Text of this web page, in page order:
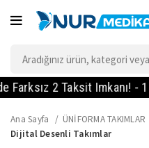
2 Taksit Imkanı! - 14
Ana Sayfa ÜNİFORMA TAKIMLAR
Dijital Desenli Takımlar